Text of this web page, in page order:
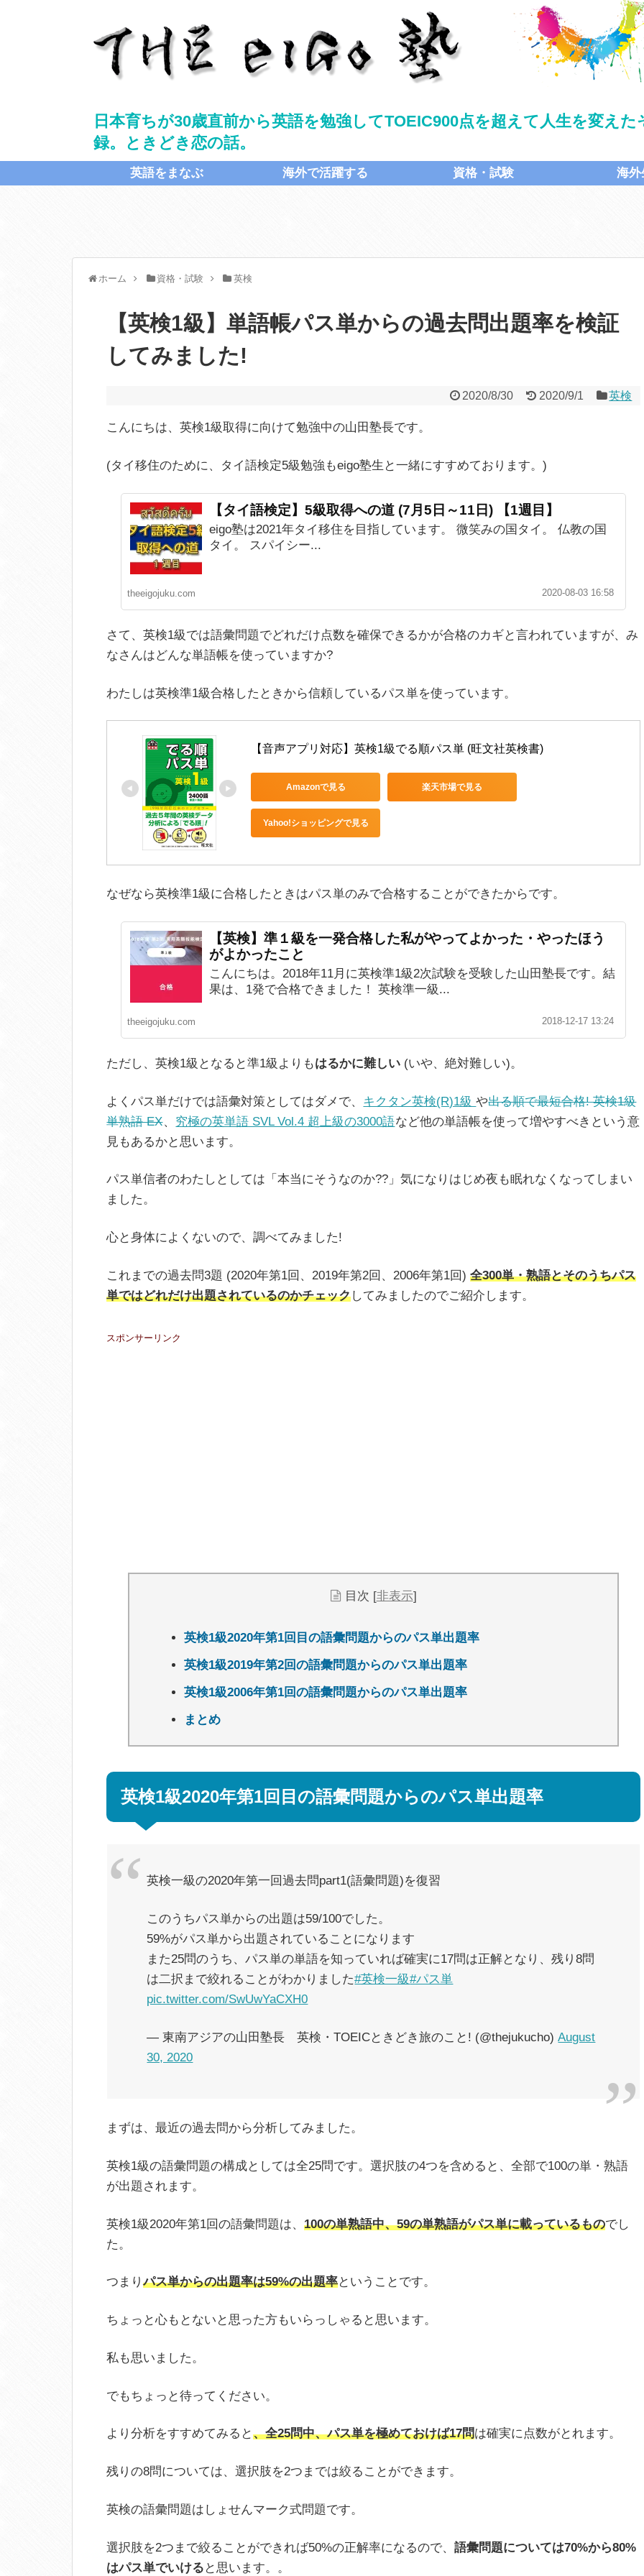
日本育ちが30歳直前から英語を勉強してTOEIC900点を超えて人生を変え
録。ときどき恋の話。
英語をまなぶ 海外で活躍する 資格・試験 海外
ホーム 資格・試験 英検
【英検1級】単語帳パス単からの過去問出題率を検証
してみました!
2020/8/30 2020/9/1 英検
こんにちは、英検1級取得に向けて勉強中の山田塾長です。
(タイ移住のために、タイ語検定5級勉強もeigo塾生と一緒にすすめております。)
【タイ語検定】5級取得への道 (7月5日～11日) 【1週目】
eigo塾は2021年タイ移住を目指しています。 微笑みの国タイ。 仏教の国
タイ。 スパイシー...
theeigojuku.com 2020-08-03 16:58
さて、英検1級では語彙問題でどれだけ点数を確保できるかが合格のカギと言われていますが、み
なさんはどんな単語帳を使っていますか?
わたしは英検準1級合格したときから信頼しているパス単を使っています。
【音声アプリ対応】英検1級でる順パス単 (旺文社英検書)
Amazonで見る 楽天市場で見る
Yahoo!ショッピングで見る
なぜなら英検準1級に合格したときはパス単のみで合格することができたからです。
【英検】準１級を一発合格した私がやってよかった・やったほう
がよかったこと
こんにちは。2018年11月に英検準1級2次試験を受験した山田塾長です。結
果は、1発で合格できました！ 英検準一級...
theeigojuku.com 2018-12-17 13:24
ただし、英検1級となると準1級よりもはるかに難しい (いや、絶対難しい)。
よくパス単だけでは語彙対策としてはダメで、 キクタン英検(R)1級や出る順で最短合格! 英検1級
単熟語 EX、 究極の英単語 SVL Vol.4 超上級の3000語など他の単語帳を使って増やすべきという意
見もあるかと思います。
パス単信者のわたしとしては「本当にそうなのか??」気になりはじめ夜も眠れなくなってしまい
ました。
心と身体によくないので、調べてみました!
これまでの過去問3題 (2020年第1回、2019年第2回、2006年第1回)全300単・熟語とそのうちパス
単ではどれだけ出題されているのかチェックしてみましたのでご紹介します。
スポンサーリンク
目次 [非表示]
英検1級2020年第1回目の語彙問題からのパス単出題率
英検1級2019年第2回の語彙問題からのパス単出題率
英検1級2006年第1回の語彙問題からのパス単出題率
まとめ
英検1級2020年第1回目の語彙問題からのパス単出題率
英検一級の2020年第一回過去問part1(語彙問題)を復習
このうちパス単からの出題は59/100でした。
59%がパス単から出題されていることになります
また25問のうち、パス単の単語を知っていれば確実に17問は正解となり、残り8問
は二択まで絞れることがわかりました#英検一級#パス単
pic.twitter.com/SwUwYaCXH0
— 東南アジアの山田塾長 英検・TOEICときどき旅のこと! (@thejukucho)August
30, 2020
まずは、最近の過去問から分析してみました。
英検1級の語彙問題の構成としては全25問です。選択肢の4つを含めると、全部で100の単・熟語
が出題されます。
英検1級2020年第1回の語彙問題は、100の単熟語中、59の単熟語がパス単に載っているものでし
た。
つまりパス単からの出題率は59%の出題率ということです。
ちょっと心もとないと思った方もいらっしゃると思います。
私も思いました。
でもちょっと待ってください。
より分析をすすめてみると、全25問中、パス単を極めておけば17問は確実に点数がとれます。
残りの8問については、選択肢を2つまでは絞ることができます。
英検の語彙問題はしょせんマーク式問題です。
選択肢を2つまで絞ることができれば50%の正解率になるので、語彙問題については70%から80%
はパス単でいける と思います。。